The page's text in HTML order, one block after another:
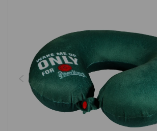
Zabudnuté heslo Nová registrácia
PRIHLÁSENIE CEZ FACEBOOK